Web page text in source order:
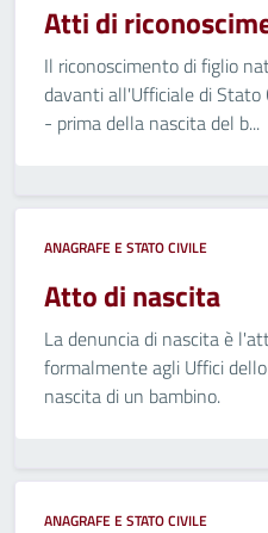
Atti di
Il riconoscimento di figlio
davanti all'Ufficiale di Stato
- prima della nascita del b...
ANAGRAFE E STATO CIVILE
Atto di nascita
La denuncia di nascita è
formalmente agli Uffici
nascita di un bambino.
ANAGRAFE E STATO CIVILE